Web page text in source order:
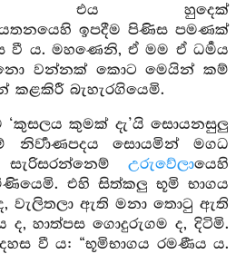
එය හුදෙක්
ඉපදීම පිණිස පමණක්
වී ය. මහණෙනි, ඒ මම ඒ ධර්‍මය
නො වන්නක් කොට මෙයින් කම්
කළකිරී බැහැරගියෙමි.
‘කුසලය කුමක් දැ’යි සොයනසුලු
නිර්‍වාණපදය සොයමින් මගධ
උරුවේලායෙහි
එහි සිත්කලු භූමි භාගය
වැලිතලා ඇති මනා තොටු ඇති
ද, හාත්පස ගොදුරුගම ද, දිටිමි.
වී ය: “භූමිභාගය රමණීය ය.